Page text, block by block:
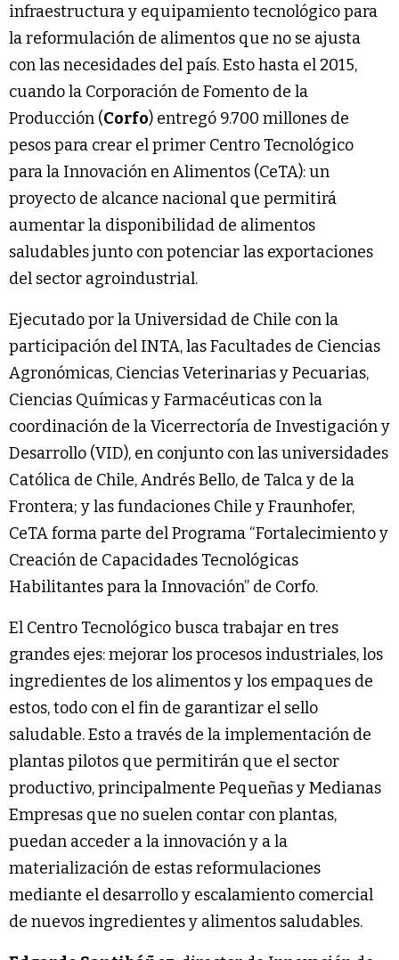
infraestructura y equipamiento tecnológico para
la reformulación de alimentos que no se ajusta
con las necesidades del país. Esto hasta el 2015,
cuando la Corporación de Fomento de la
Producción (Corfo) entregó 9.700 millones de
pesos para crear el primer Centro Tecnológico
para la Innovación en Alimentos (CeTA): un
proyecto de alcance nacional que permitirá
aumentar la disponibilidad de alimentos
saludables junto con potenciar las exportaciones
del sector agroindustrial.
Ejecutado por la Universidad de Chile con la
participación del INTA, las Facultades de Ciencias
Agronómicas, Ciencias Veterinarias y Pecuarias,
Ciencias Químicas y Farmacéuticas con la
coordinación de la Vicerrectoría de Investigación y
Desarrollo (VID), en conjunto con las universidades
Católica de Chile, Andrés Bello, de Talca y de la
Frontera; y las fundaciones Chile y Fraunhofer,
CeTA forma parte del Programa “Fortalecimiento y
Creación de Capacidades Tecnológicas
Habilitantes para la Innovación” de Corfo.
El Centro Tecnológico busca trabajar en tres
grandes ejes: mejorar los procesos industriales, los
ingredientes de los alimentos y los empaques de
estos, todo con el fin de garantizar el sello
saludable. Esto a través de la implementación de
plantas pilotos que permitirán que el sector
productivo, principalmente Pequeñas y Medianas
Empresas que no suelen contar con plantas,
puedan acceder a la innovación y a la
materialización de estas reformulaciones
mediante el desarrollo y escalamiento comercial
de nuevos ingredientes y alimentos saludables.